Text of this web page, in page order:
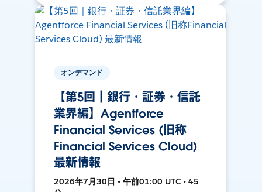
オンデマンド
【第5回｜銀行・証券・信託
業界編】Agentforce
Financial Services (旧称
Financial Services Cloud)
最新情報
2026年7月30日 • 午前01:00 UTC • 45